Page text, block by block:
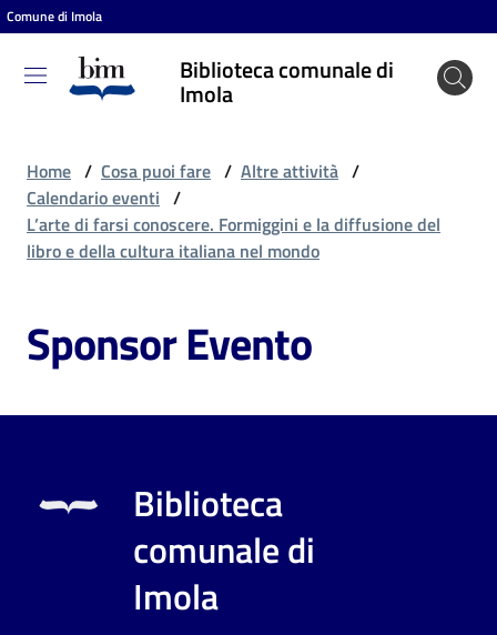
Vai al contenuto
Vai alla navigazione
Vai al footer
Comune di Imola
Biblioteca comunale di
Imola
Biblioteca
comunale
Entra
Cosa
puoi
Home / Cosa puoi fare / Altre attività /
Calendario eventi /
L’arte di farsi conoscere. Formiggini e la diffusione del
libro e della cultura italiana nel mondo
Sponsor Evento
Biblioteca
comunale di
Imola